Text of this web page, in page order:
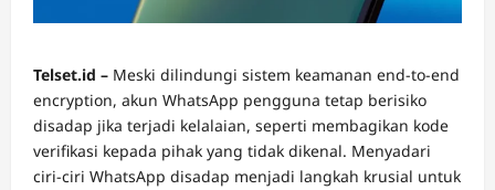
Telset.id – Meski dilindungi sistem keamanan end-to-end
encryption, akun WhatsApp pengguna tetap berisiko
disadap jika terjadi kelalaian, seperti membagikan kode
verifikasi kepada pihak yang tidak dikenal. Menyadari
ciri-ciri WhatsApp disadap menjadi langkah krusial untuk